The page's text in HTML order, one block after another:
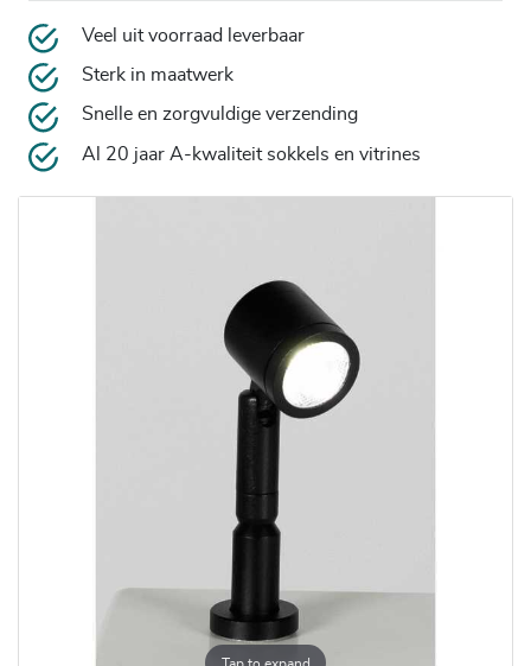
Veel uit voorraad leverbaar
Sterk in maatwerk
Snelle en zorgvuldige verzending
Al 20 jaar A-kwaliteit sokkels en vitrines